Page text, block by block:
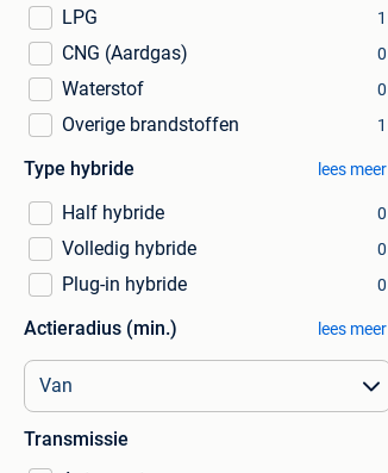
LPG 1
CNG (Aardgas) 0
Waterstof 0
Overige brandstoffen 1
Type hybride lees meer
Half hybride 0
Volledig hybride 0
Plug-in hybride 0
Actieradius (min.) lees meer
Transmissie